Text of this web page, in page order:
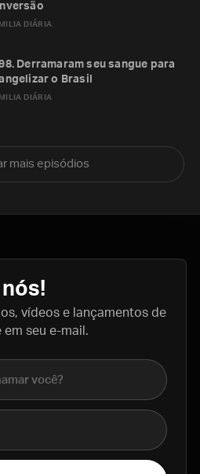
DIÁRIA
DIÁRIA
Derramaram seu sangue para
o Brasil
mais episódios
vídeos e lançamentos de
seu e-mail.